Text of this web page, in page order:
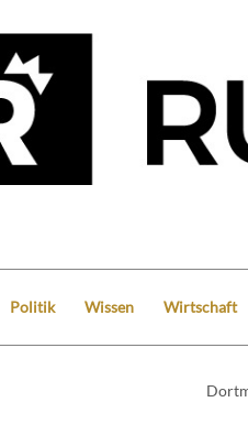
Politik Wissen Wirtschaft